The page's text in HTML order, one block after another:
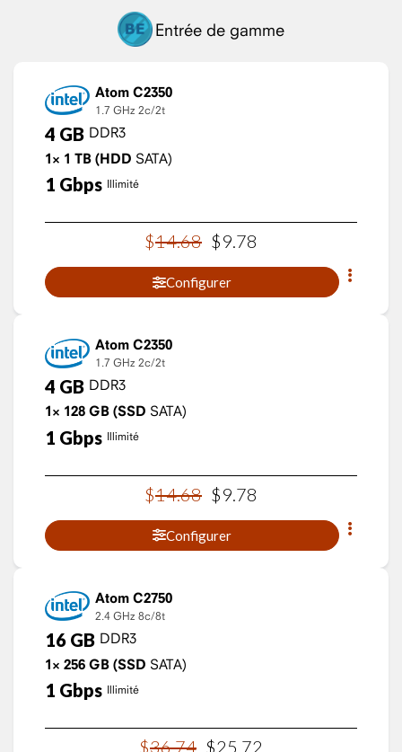
Entrée de gamme
Atom C2350
1.7 GHz 2c/2t
4 GB DDR3
1× 1 TB (HDD SATA)
1 Gbps Illimité
$14.68 $9.78
Configurer
Atom C2350
1.7 GHz 2c/2t
4 GB DDR3
1× 128 GB (SSD SATA)
1 Gbps Illimité
$14.68 $9 78
Configurer
Atom C2750
2.4 GHz 8c/8t
16 GB DDR3
1× 256 GB (SSD SATA)
1 Gbps Illimité
$36.74 $25 72